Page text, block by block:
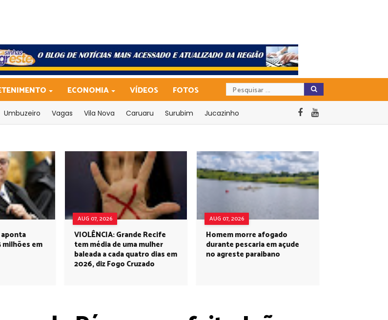
ECONOMIA VÍDEOS FOTOS
Umbuzeiro Vagas Vila Nova Caruaru Surubim Jucazinho
aponta
milhões em
AUG 07, 2026
VIOLÊNCIA: Grande Recife
tem média de uma mulher
baleada a cada quatro dias em
2026, diz Fogo Cruzado
AUG 07, 2026
Homem morre afogado
durante pescaria em açude
no agreste paraibano